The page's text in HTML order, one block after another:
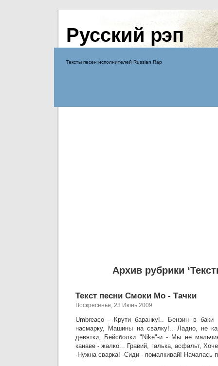
Русский рэп
Тексты песен исполнителей Russian Rap
Архив рубрики
Текст песни Смоки Мо - Тачки
Воскресенье, 28 Июнь 2009
Umbreaco - Крути баранку!.. Бензин в баки
насмарку, Машины на свалку!.. Ладно, не
девятки, Бейсболки "Nike"-и - Мы не
канаве - жалко... Гравий, галька, асфальт,
-Нужна сварка! -Сиди - помалкивай! Началась